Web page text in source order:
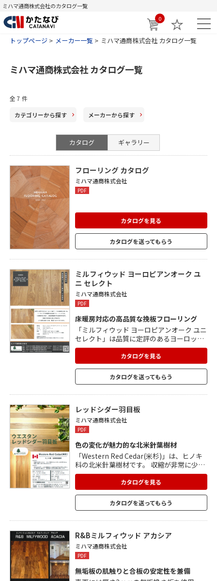
ミハマ通商株式会社のカタログ一覧
0
トップページ メーカー一覧 ミハマ通商株式会社 カタログ一覧
ミハマ通商株式会社 カタログ一覧
全 7 件
カテゴリーから探す メーカーから探す
カタログ ギャラリー
フローリング カタログ
ミハマ通商株式会社
PDF
カタログを見る
カタログを送ってもらう
ミルフィウッド ヨーロピアンオーク ユ
ニ セレクト
ミハマ通商株式会社
PDF
床暖房対応の高品質な挽板フローリング
「ミルフィウッド ヨーロピアンオーク ユニ
セレクト」は品質に定評のあるヨーロッパ
産オークを表面材に使用した、ユニタイプ
の床暖房対応挽板フローリングです。 寸法
安定性が高いので、高温床暖房にもおすす
め。 表面には浮造り加工が施され、より自
然な触り心地、質感となっています。 オイ
カタログを見る
カタログを送ってもらう
レッドシダー羽目板
ミハマ通商株式会社
PDF
色の変化が魅力的な北米針葉樹材
「Western Red Cedar(米杉)」は、ヒノキ
科の北米針葉樹材です。 収縮が非常に少な
く、反りや割れなどに対し安定性がある性
質で、優れた耐久性を持ちます。 辺材は白
色で、心材は暗褐色から鮮紅色まで色の変
化が楽しめます。 その魅力的な濃淡差によ
り、個性豊かな室内空間を演出することが
カタログを見る
カタログを送ってもらう
R&Bミルフィウッド アカシア
ミハマ通商株式会社
PDF
無垢板の肌触りと合板の安定性を兼備